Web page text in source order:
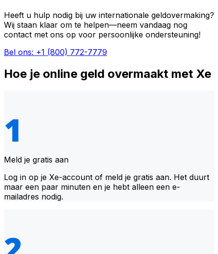
Heeft u hulp nodig bij uw internationale geldovermaking?
Wij staan klaar om te helpen—neem vandaag nog
contact met ons op voor persoonlijke ondersteuning!
Bel ons: +1 (800) 772-7779
Hoe je online geld overmaakt met Xe
Meld je gratis aan
Log in op je Xe-account of meld je gratis aan. Het duurt
maar een paar minuten en je hebt alleen een e-
mailadres nodig.